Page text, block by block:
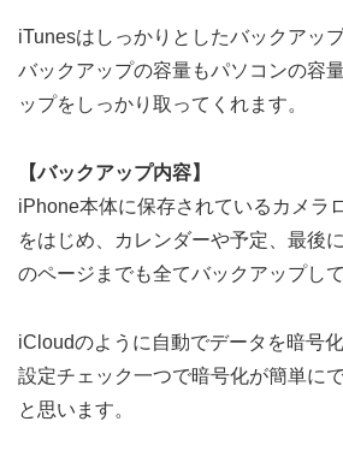
iTunesはしっかりとしたバックアッ
バックアップの容量もパソコンの容
ップをしっかり取ってくれます。
【バックアップ内容】
iPhone本体に保存されているカメラ
をはじめ、カレンダーや予定、最後
のページまでも全てバックアップして
iCloudのように自動でデータを暗号
設定チェック一つで暗号化が簡単に
と思います。